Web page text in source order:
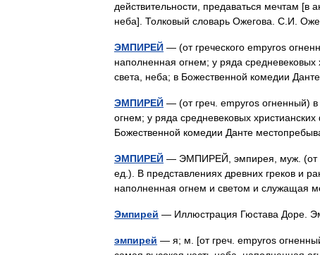
действительности, предаваться мечтам
неба]. Толковый словарь Ожегова. С.И.
ЭМПИРЕЙ — (от греческого empyros
наполненная огнем; у ряда
света, неба; в Божественной комедии
ЭМПИРЕЙ — (от греч. empyros огненный)
огнем; у ряда средневековых
Божественной комедии Данте
ЭМПИРЕЙ — ЭМПИРЕЙ, эмпирея, муж. (от
ед.). В представлениях древних греков и
наполненная огнем и светом и служащая
Эмпирей — Иллюстрация Гюстава Доре.
эмпирей — я; м. [от греч. empyros